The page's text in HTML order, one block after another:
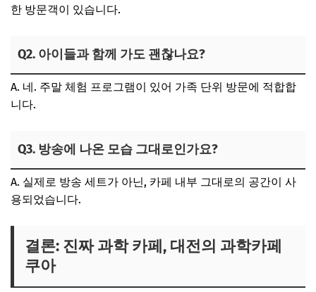
한 방문객이 있습니다.
Q2. 아이들과 함께 가도 괜찮나요?
A. 네. 주말 체험 프로그램이 있어 가족 단위 방문에 적합합
니다.
Q3. 방송에 나온 모습 그대로인가요?
A. 실제로 방송 세트가 아닌, 카페 내부 그대로의 공간이 사
용되었습니다.
결론: 진짜 과학 카페, 대전의 과학카페
쿠아